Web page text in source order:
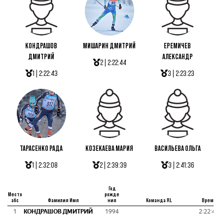
КОНДРАШОВ
ДМИТРИЙ
1 | 2:22:43
МИШАРИН ДМИТРИЙ
2 | 2:22:44
ЕРЕМИЧЕВ
АЛЕКСАНДР
3 | 2:23:23
ТАРАСЕНКО РАДА
1 | 2:32:08
КОЗЕКАЕВА МАРИЯ
2 | 2:39:39
ВАСИЛЬЕВА ОЛЬГА
3 | 2:41:36
Место
абс
Фамилия Имя
Год
рожде
ния
Команда RL Время
1 КОНДРАШОВ ДМИТРИЙ 1994
2:22:43